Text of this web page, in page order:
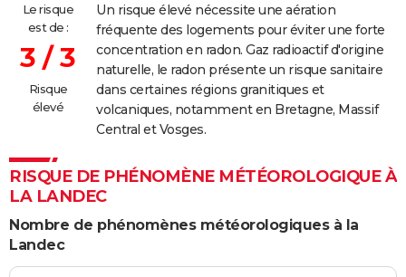
Le risque
est de :
3 / 3
Risque
élevé
Un risque élevé nécessite une aération
fréquente des logements pour éviter une forte
concentration en radon. Gaz radioactif d'origine
naturelle, le radon présente un risque sanitaire
dans certaines régions granitiques et
volcaniques, notamment en Bretagne, Massif
Central et Vosges.
RISQUE DE PHÉNOMÈNE MÉTÉOROLOGIQUE À
LA LANDEC
Nombre de phénomènes météorologiques à la
Landec